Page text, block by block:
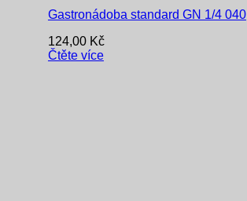
Gastronádoba standard GN 1/4 040
124,00 Kč
Čtěte více